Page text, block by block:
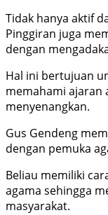
Tidak hanya aktif
Pinggiran juga
dengan
Hal ini bertujuan
memahami ajaran
menyenangkan.
Gus Gendeng
dengan pemuka
Beliau memiliki
agama sehingga
masyarakat.